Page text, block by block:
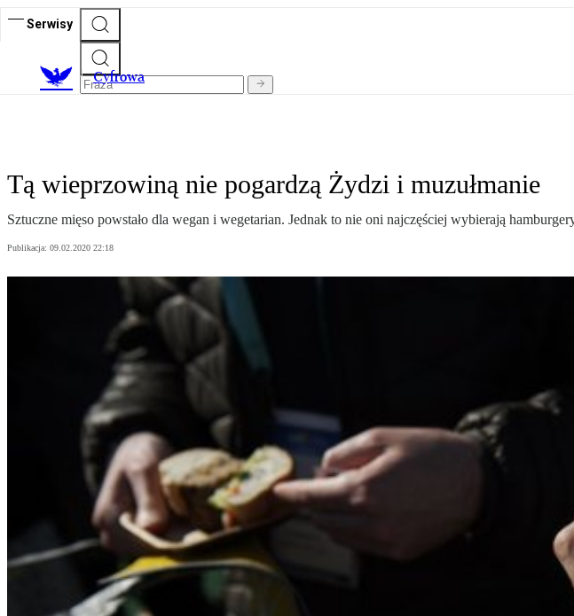
Serwisy
Cyfrowa
Tą wieprzowiną nie pogardzą Żydzi i muzułmanie
Sztuczne mięso powstało dla wegan i wegetarian. Jednak to nie oni najczęściej wybierają
Publikacja: 09.02.2020 22:18